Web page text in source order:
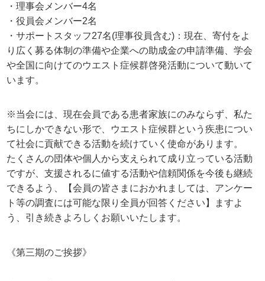
・理事会メンバー4名
・役員会メンバー2名
・サポートスタッフ27名(理事役員含む)：現在、寄付をよ
り広く募る体制の準備や企業への助成金の申請準備、学会
や全国に向けてのウエスト症候群啓発活動について動いて
います。
※当会には、現在会員である患者家族にのみならず、私た
ちにしかできない形で、ウエスト症候群という疾患につい
て社会に貢献できる活動を続けていく使命があります。
たくさんの団体や個人から支えられて成り立っている活動
ですが、支援されるに値する活動や信頼関係を今後も継続
できるよう、【会員の皆さまにおかれましては、アンケー
ト等の調査には可能な限り全員が回答ください】ますよ
う、引き続きよろしくお願いいたします。
《第三期のご挨拶》